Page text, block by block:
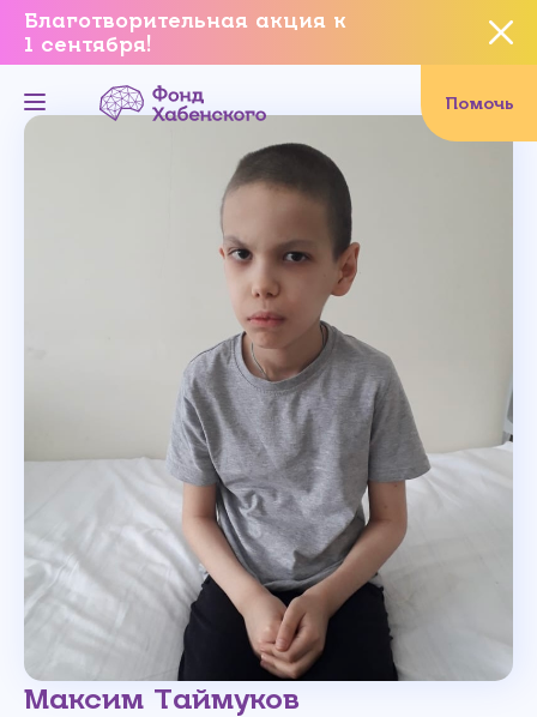
Благотворительная акция к
1 сентября!
Помочь
Максим Таймуков
Вы уверены, что хотите
завершить данное событие?
Да, уверен
Нет, не хочу